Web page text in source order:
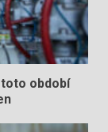
období